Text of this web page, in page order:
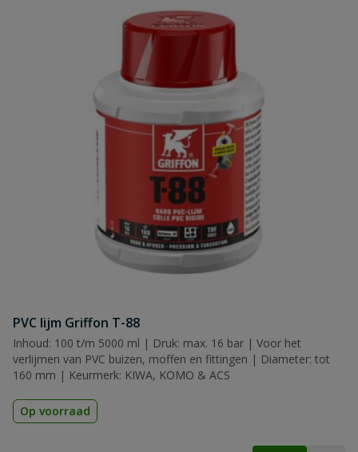
PVC lijm Griffon T-88
Inhoud: 100 t/m 5000 ml | Druk: max. 16 bar | Voor het
verlijmen van PVC buizen, moffen en fittingen | Diameter: tot
160 mm | Keurmerk: KIWA, KOMO & ACS
Op voorraad